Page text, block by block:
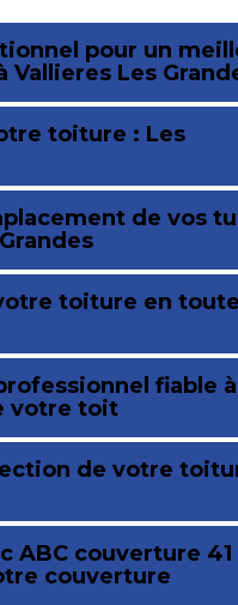
pour un
Les
toiture : Les
de vos
toiture en toute
fiable à
votre toit
de votre
ABC couverture 41
couverture